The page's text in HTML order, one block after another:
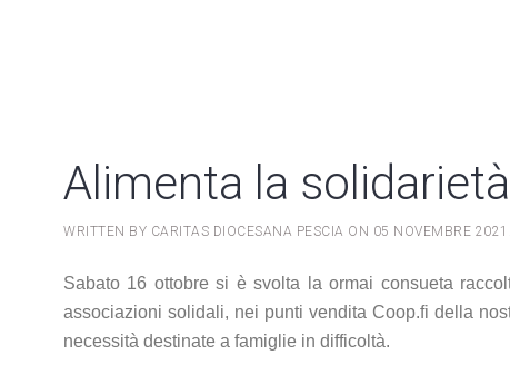
Alimenta la
WRITTEN BY CARITAS DIOCESANA PESCIA ON 05 NOVEMBRE 2021
Sabato 16 ottobre si è svolta la ormai consueta
associazioni solidali, nei punti vendita Coop.fi della
necessità destinate a famiglie in difficoltà.